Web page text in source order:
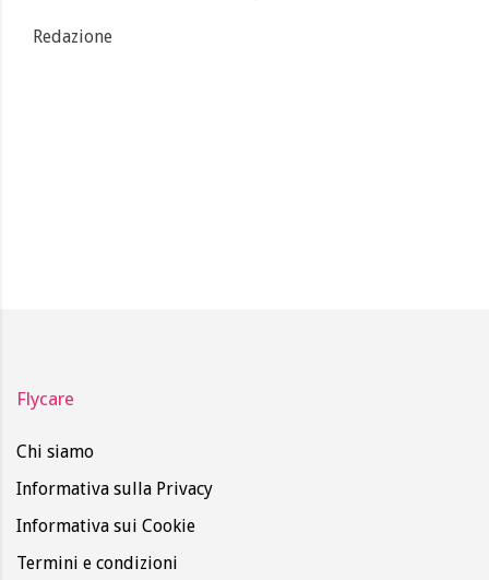
Redazione
Flycare
Chi siamo
Informativa sulla Privacy
Informativa sui Cookie
Termini e condizioni